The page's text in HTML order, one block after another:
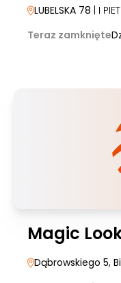
LUBELSKA 78 | I
Teraz zamknięte
Magic
Dąbrowskiego 5,